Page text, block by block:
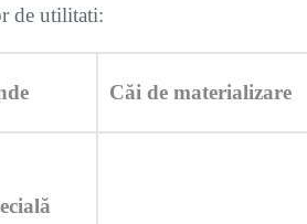
de utilitati:
Căi de materializare